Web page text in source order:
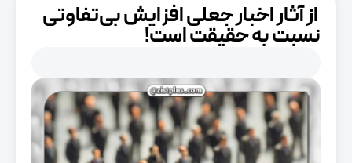
️ از آثار اخبار جعلی افزایش بی‌تفاوتی
نسبت به حقیقت است!